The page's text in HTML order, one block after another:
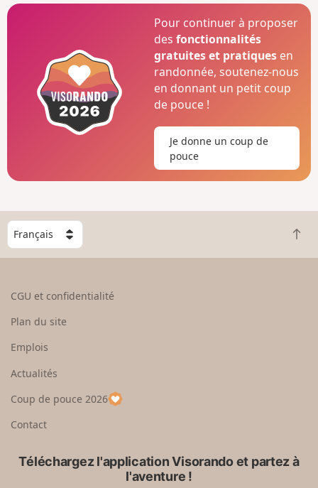
Pour continuer à proposer
desfonctionnalités
gratuites et pratiques en
randonnée, soutenez-nous
en donnant un petit coup
de pouce !
Je donne un coup de
pouce
C
h
o
e
u
p
a
R
e
CGU et confidentialité
Plan du site
Emplois
Actualités
Coup de pouce 2026
Contact
Téléchargez l'application Visorando et partez à
l'aventure !